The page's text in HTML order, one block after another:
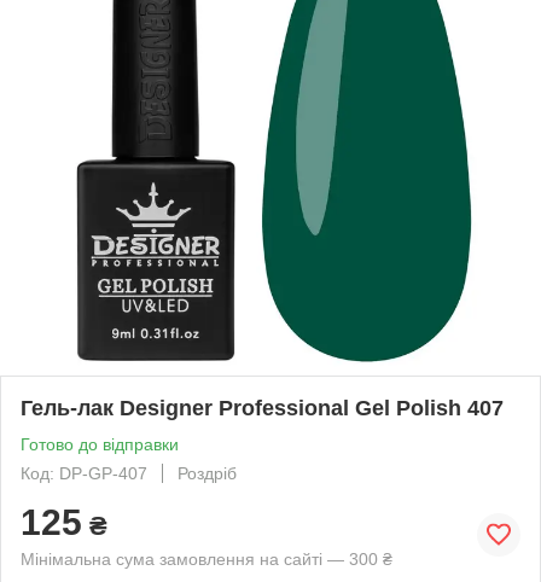
Гель-лак Designer Professional Gel Polish 407
Готово до відправки
Код: DP-GP-407
Роздріб
125 ₴
Мінімальна сума замовлення на сайті — 300 ₴